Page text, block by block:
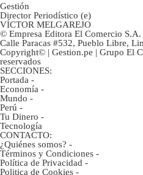
Gestión
Director Periodístico (e)
VÍCTOR MELGAREJO
© Empresa Editora El Comercio S.A.
Calle Paracas #532, Pueblo Libre,
Copyright© | Gestion.pe | Grupo El
reservados
SECCIONES:
Portada -
Economía -
Mundo -
Perú -
Tu Dinero -
Tecnología
CONTACTO:
¿Quiénes somos? -
Términos y Condiciones -
Política de Privacidad -
Politica de Cookies -